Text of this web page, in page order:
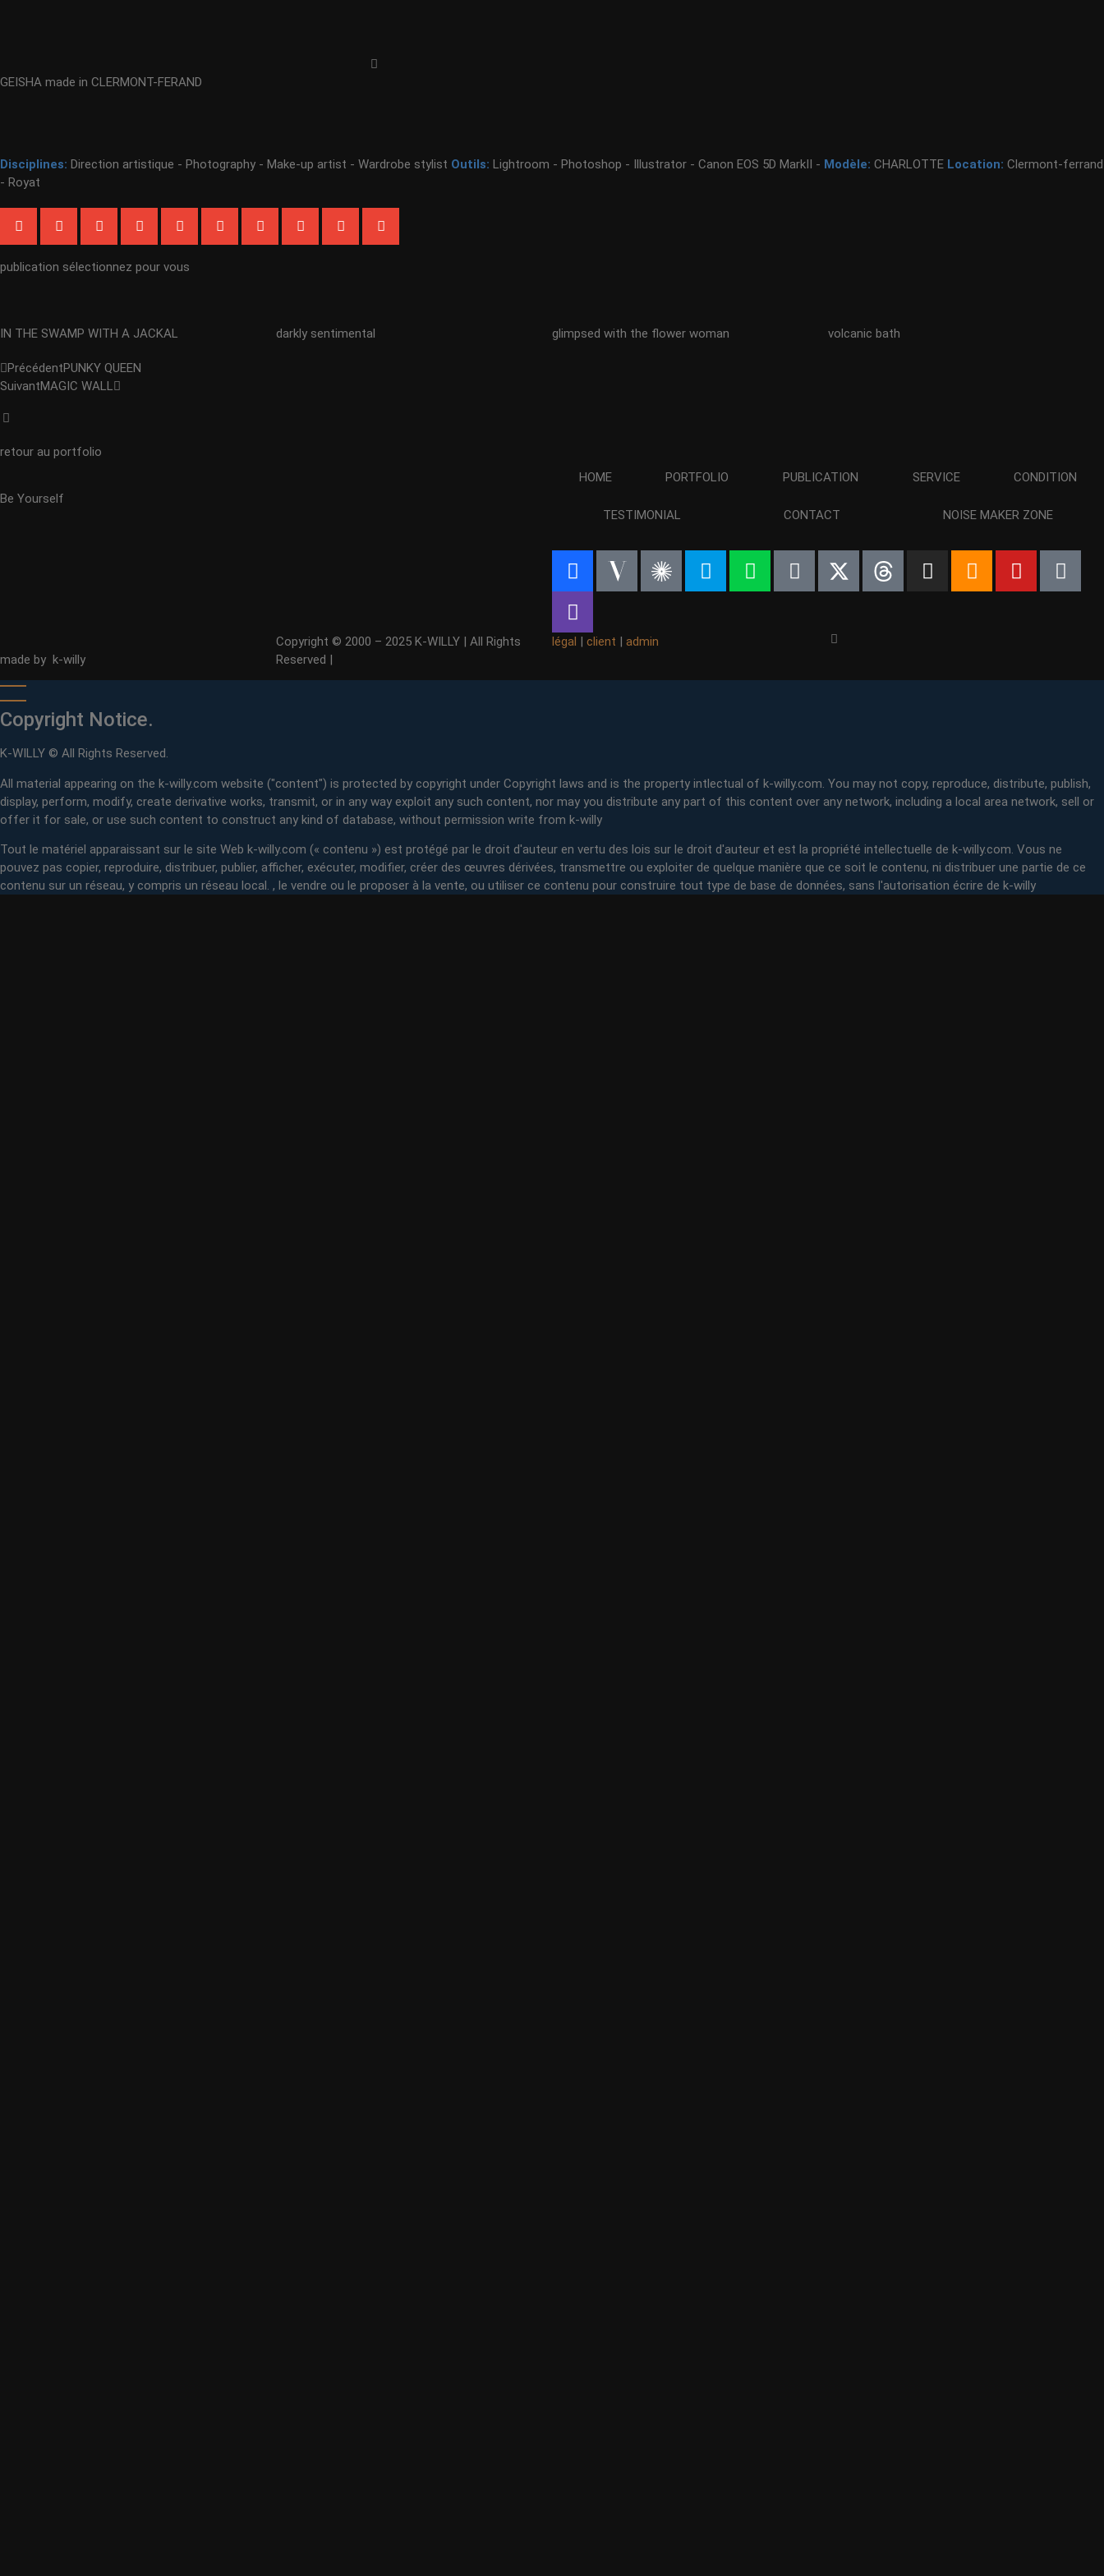
GEISHA made in CLERMONT-FERAND
Disciplines: Direction artistique - Photography - Make-up artist - Wardrobe stylist Outils: Lightroom - Photoshop - Illustrator - Canon EOS 5D MarkII - Modèle: CHARLOTTE Location: Clermont-ferrand
- Royat
publication sélectionnez pour vous
IN THE SWAMP WITH A JACKAL darkly sentimental glimpsed with the flower woman volcanic bath
PrécédentPUNKY QUEEN
SuivantMAGIC WALL
retour au portfolio
Be Yourself
HOME PORTFOLIO PUBLICATION SERVICE CONDITION
TESTIMONIAL CONTACT NOISE MAKER ZONE
made by k-willy
Copyright © 2000 – 2025 K-WILLY | All Rights
Reserved |
légal | client | admin
Copyright Notice.
K-WILLY © All Rights Reserved.
All material appearing on the k-willy.com website ("content") is protected by copyright under Copyright laws and is the property intlectual of k-willy.com. You may not copy, reproduce, distribute, publish,
display, perform, modify, create derivative works, transmit, or in any way exploit any such content, nor may you distribute any part of this content over any network, including a local area network, sell or
offer it for sale, or use such content to construct any kind of database, without permission write from k-willy
Tout le matériel apparaissant sur le site Web k-willy.com (« contenu ») est protégé par le droit d'auteur en vertu des lois sur le droit d'auteur et est la propriété intellectuelle de k-willy.com. Vous ne
pouvez pas copier, reproduire, distribuer, publier, afficher, exécuter, modifier, créer des œuvres dérivées, transmettre ou exploiter de quelque manière que ce soit le contenu, ni distribuer une partie de ce
contenu sur un réseau, y compris un réseau local. , le vendre ou le proposer à la vente, ou utiliser ce contenu pour construire tout type de base de données, sans l'autorisation écrire de k-willy